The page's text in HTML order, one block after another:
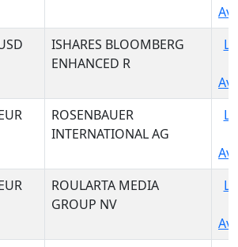
ISHARES BLOOMBERG
ENHANCED R
ROSENBAUER
INTERNATIONAL AG
ROULARTA MEDIA
GROUP NV